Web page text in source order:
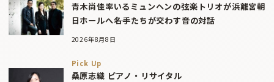
青木尚佳率いるミュンヘンの弦楽トリオが浜離宮朝
日ホールへ――名手たちが交わす音の対話
2026年8月8日
Pick Up
桑原志織 ピアノ・リサイタル